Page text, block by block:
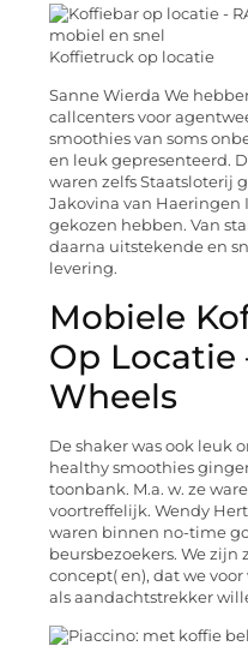
Koffietruck op locatie
Sanne Wierda We
callcenters voor
smoothies van soms
en leuk gepresenteerd.
waren zelfs Staatsloterij
Jakovina van Haeringen
gekozen hebben. Van
daarna uitstekende en
levering.
Mobiele
Op Locatie
Wheels
De shaker was ook leuk
healthy smoothies
toonbank. M.a. w. ze
voortreffelijk. Wendy
waren binnen no-time
beursbezoekers. We zijn
concept( en), dat we
als aandachtstrekker